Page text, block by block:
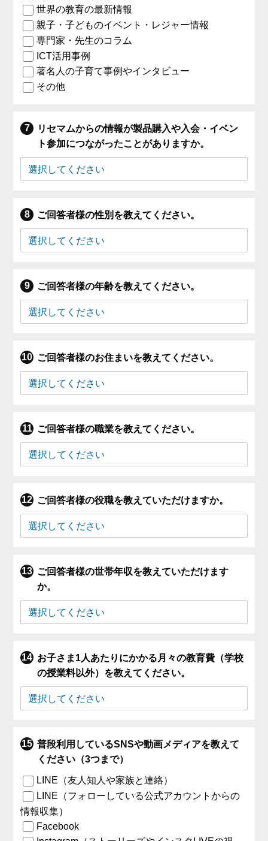
世界の教育の最新情報
親子・子どものイベント・レジャー情報
専門家・先生のコラム
ICT活用事例
著名人の子育て事例やインタビュー
その他
リセマムからの情報が製品購入や入会・イベン
ト参加につながったことがありますか。
ご回答者様の性別を教えてください。
ご回答者様の年齢を教えてください。
ご回答者様のお住まいを教えてください。
ご回答者様の職業を教えてください。
ご回答者様の役職を教えていただけますか。
ご回答者様の世帯年収を教えていただけます
か。
お子さま1人あたりにかかる月々の教育費（学校
の授業料以外）を教えてください。
普段利用しているSNSや動画メディアを教えて
ください（3つまで）
LINE（友人知人や家族と連絡）
LINE（フォローしている公式アカウントからの
情報収集）
Facebook